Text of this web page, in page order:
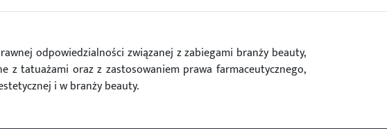
odpowiedzialności związanej z zabiegami branży beauty,
z tatuażami oraz z zastosowaniem prawa farmaceutycznego,
i w branży beauty.